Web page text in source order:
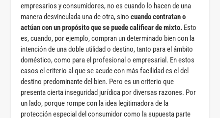
empresarios y consumidores, no es cuando lo hacen de una
manera desvinculada una de otra, sino cuando contratan o
actúan con un propósito que se puede calificar de mixto. Esto
es, cuando, por ejemplo, compran un determinado bien con la
intención de una doble utilidad o destino, tanto para el ámbito
doméstico, como para el profesional o empresarial. En estos
casos el criterio al que se acude con más facilidad es el del
destino predominante del bien. Pero es un criterio que
presenta cierta inseguridad jurídica por diversas razones. Por
un lado, porque rompe con la idea legitimadora de la
protección especial del consumidor como la supuesta parte